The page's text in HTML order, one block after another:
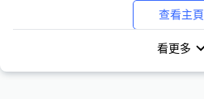
查看主頁
看更多